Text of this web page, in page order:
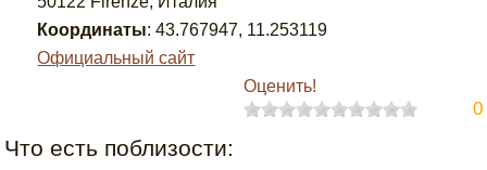
Координаты: 43.767947, 11.253119
Официальный сайт
Оценить!
0
Что есть поблизости: